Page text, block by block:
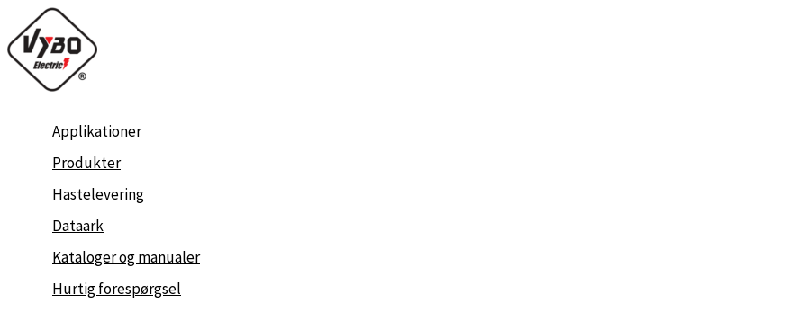
til
indholdet
Applikationer
Produkter
Hastelevering
Dataark
Kataloger og manualer
Hurtig forespørgsel